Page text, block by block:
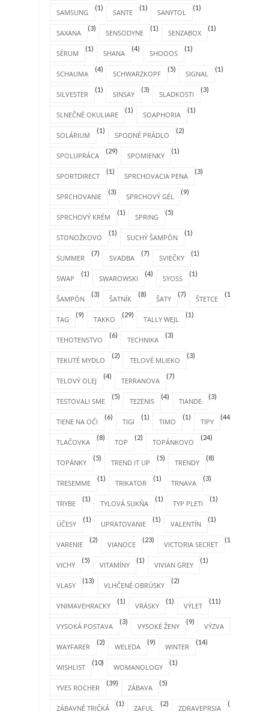
SAMSUNG
(1)
SANTE
(1)
SANYTOL
(1)
SAXANA
(3)
SENSODYNE
(1)
SENZABOX
(1)
SÉRUM
(1)
SHANA
(4)
SHOOOS
(1)
SCHAUMA
(4)
SCHWARZKOPF
(5)
SIGNAL
(1)
SILVESTER
(1)
SINSAY
(3)
SLADKOSTI
(3)
SLNEČNÉ OKULIARE
(1)
SOAPHORIA
(1)
SOLÁRIUM
(1)
SPODNÉ PRÁDLO
(2)
SPOLUPRÁCA
(29)
SPOMIENKY
(1)
SPORTDIRECT
(1)
SPRCHOVACIA PENA
(3)
SPRCHOVANIE
(3)
SPRCHOVÝ GÉL
(9)
SPRCHOVÝ KRÉM
(1)
SPRING
(5)
STONOŽKOVO
(1)
SUCHÝ ŠAMPÓN
(1)
SUMMER
(7)
SVADBA
(7)
SVIEČKY
(1)
SWAP
(1)
SWAROWSKI
(4)
SYOSS
(1)
ŠAMPÓN
(3)
ŠATNÍK
(8)
ŠATY
(7)
ŠTETCE
(1)
TAG
(9)
TAKKO
(29)
TALLY WEJL
(1)
TEHOTENSTVO
(6)
TECHNIKA
(3)
TEKUTÉ MYDLO
(2)
TELOVÉ MLIEKO
(3)
TELOVÝ OLEJ
(4)
TERRANOVA
(7)
TESTOVALI SME
(5)
TEZENIS
(4)
TIANDE
(3)
TIENE NA OČI
(6)
TIGI
(1)
TIMO
(1)
TIPY
(44)
TLAČOVKA
(8)
TOP
(2)
TOPÁNKOVO
(24)
TOPÁNKY
(5)
TREND IT UP
(5)
TRENDY
(8)
TRESEMME
(1)
TRIKATOR
(1)
TRNAVA
(3)
TRYBE
(1)
TYLOVÁ SUKŇA
(1)
TYP PLETI
(1)
ÚČESY
(1)
UPRATOVANIE
(1)
VALENTÍN
(1)
VARENIE
(2)
VIANOCE
(23)
VICTORIA SECRET
(1)
VICHY
(5)
VITAMÍNY
(1)
VIVIAN GREY
(1)
VLASY
(13)
VLHČENÉ OBRÚSKY
(2)
VNIMAVEHRACKY
(1)
VRÁSKY
(1)
VÝLET
(11)
VYSOKÁ POSTAVA
(3)
VYSOKÉ ŽENY
(9)
VÝZVA
WAYFARER
(2)
WELEDA
(9)
WINTER
(14)
WISHLIST
(10)
WOMANOLOGY
(1)
YVES ROCHER
(39)
ZÁBAVA
(5)
ZÁBAVNÉ TRIČKÁ
(1)
ZAFUL
(2)
ZDRAVEPRSIA
(1)